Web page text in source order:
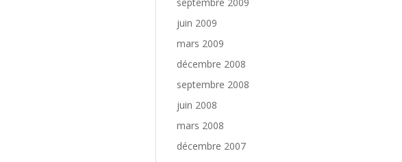
juin 2009
mars 2009
décembre 2008
septembre 2008
juin 2008
mars 2008
décembre 2007